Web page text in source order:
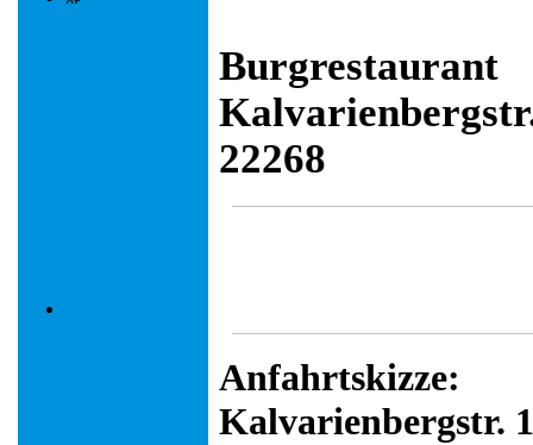
Burgrestaurant
22268
Anfahrtskizze:
Kalvarienbergstr.